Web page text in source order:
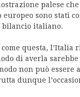
palese
sono stati
bilancio italiano.
questa,
di averla
non può
dunque